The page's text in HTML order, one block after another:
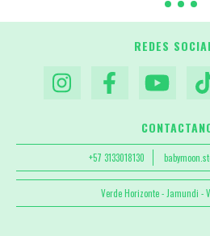
REDES
+57 3133018130
Verde Horizonte - Jamundi -